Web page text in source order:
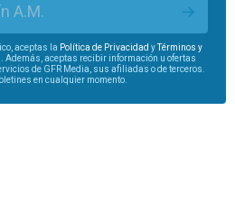
A.M.
aceptas la Política de Privacidad yTérminos y
Además, aceptas recibir información u ofertas
de GFR Media, sus afiliadas o de terceros.
en cualquier momento.